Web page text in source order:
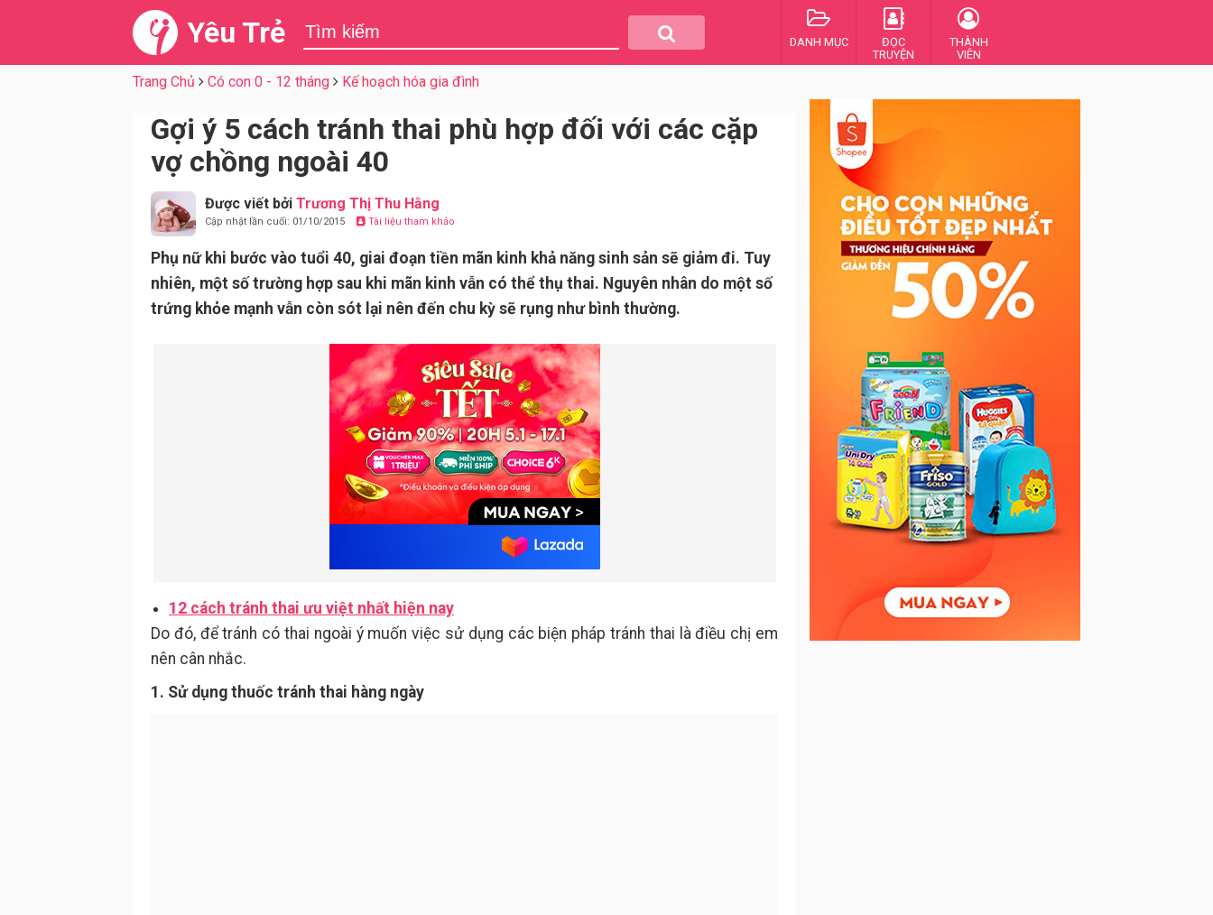
Yêu Trẻ DANH MỤC
ĐỌC
TRUYỆN
THÀNH
VIÊN
Trang Chủ Có con 0 - 12 tháng Kế hoạch hóa gia đình
Gợi ý 5 cách tránh thai phù hợp đối với các cặp
vợ chồng ngoài 40
Được viết bởi Trương Thị Thu Hằng
Cập nhật lần cuối: 01/10/2015 Tài liệu tham khảo
Phụ nữ khi bước vào tuổi 40, giai đoạn tiền mãn kinh khả năng sinh sản sẽ giảm đi. Tuy
nhiên, một số trường hợp sau khi mãn kinh vẫn có thể thụ thai. Nguyên nhân do một số
trứng khỏe mạnh vẫn còn sót lại nên đến chu kỳ sẽ rụng như bình thường.
12 cách tránh thai ưu việt nhất hiện nay
Do đó, để tránh có thai ngoài ý muốn việc sử dụng các biện pháp tránh thai là điều chị em
nên cân nhắc.
1. Sử dụng thuốc tránh thai hàng ngày